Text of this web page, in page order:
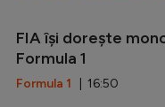
FIA își dorește
Formula 1
Formula 1 | 16:50